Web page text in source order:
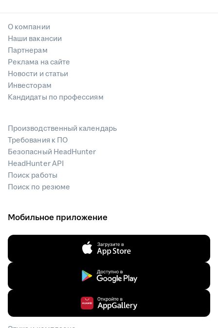
О компании
Наши вакансии
Партнерам
Реклама на сайте
Новости и статьи
Инвесторам
Кандидаты по профессиям
Производственный календарь
Требования к ПО
Безопасный HeadHunter
HeadHunter API
Поиск работы
Поиск по резюме
Мобильное приложение